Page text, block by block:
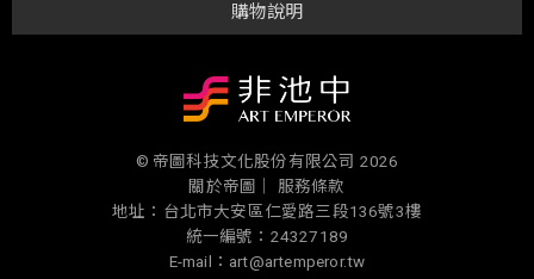
購物說明
© 帝圖科技文化股份有限公司 2026
關於帝圖｜
服務條款
地址：台北市大安區仁愛路三段136號3樓
統一編號：24327189
E-mail：art@artemperor.tw